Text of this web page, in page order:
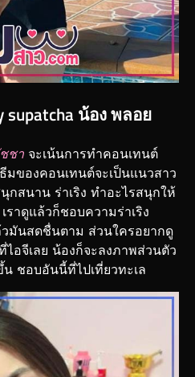
น้อง พลอย
ชา จะเน้นการทำคอนเทนต์
มของคอนเทนต์จะเป็นแนวสาว
สนาน ร่าเริง ทำอะไรสนุกให้
ราดูแล้วก็ชอบความร่าเริง
มันสดชื่นตาม ส่วนใครอยากดู
ไอจีเลย น้องก็จะลงภาพส่วนตัว
น ชอบอันนี้ที่ไปเที่ยวทะเล